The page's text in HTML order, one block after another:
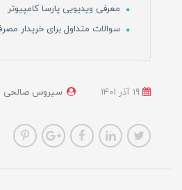
معرفی ویدیویی پارسا کامپیوتر
سوالات متداول برای خریدار
سیروس صالحی